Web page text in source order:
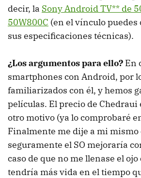
decir, la Sony Android TV** de
50W800C (en el vínculo puedes
sus especificaciones técnicas).
¿Los argumentos para ello? En
smartphones con Android, por
familiarizados con él, y hemos
películas. El precio de Chedraui
otro motivo (ya lo comprobaré
Finalmente me dije a mi mismo
seguramente el SO mejoraría
caso de que no me llenase el
tendría más vida en el tiempo